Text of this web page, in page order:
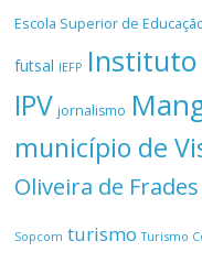
Escola Superior de
futsal IEFP Instituto
IPV jornalismo
município de
Oliveira de Frades
Sopcom turismo Turismo